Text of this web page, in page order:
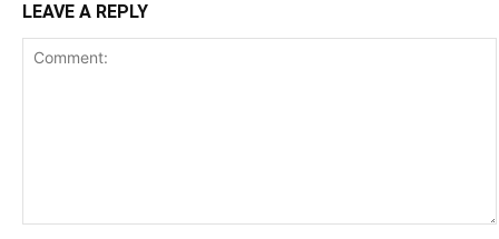
LEAVE A REPLY